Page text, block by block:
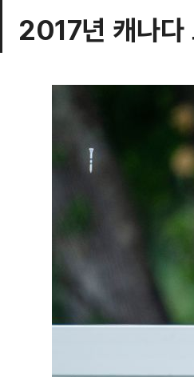
2017년 캐나다